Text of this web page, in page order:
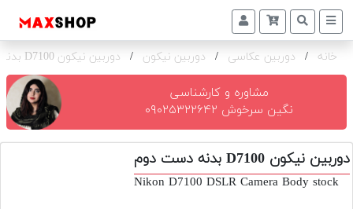
دوربین
و
تجهیزات
و
اکسسوری
خانه / دوربین عکاسی / دوربین نیکون / دوربین نیکون D7100 بدنه
مشاوره و کارشناسی
نگین سرخوش ۰۹۰۲۵۳۲۲۶۴۲
دوربین نیکون D7100 بدنه دست دوم
Nikon D7100 DSLR Camera Body stock